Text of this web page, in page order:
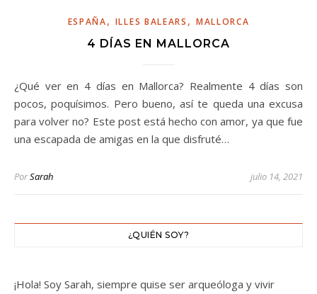
ESPAÑA, ILLES BALEARS , MALLORCA
4 DÍAS EN MALLORCA
¿Qué ver en 4 días en Mallorca? Realmente 4 días son
pocos, poquísimos. Pero bueno, así te queda una excusa
para volver no? Este post está hecho con amor, ya que fue
una escapada de amigas en la que disfruté…
PorSarah julio 14, 2021
¿QUIÉN SOY?
¡Hola! Soy Sarah, siempre quise ser arqueóloga y vivir